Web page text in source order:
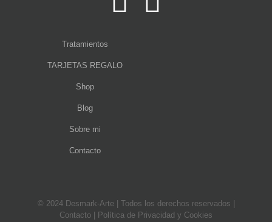
Tratamientos
TARJETAS REGALO
Shop
Blog
Sobre mi
Contacto
© 2024 Desmark-Arte | Todos los derechos reservados |
Contacto
Política de Privacidad y Cookies